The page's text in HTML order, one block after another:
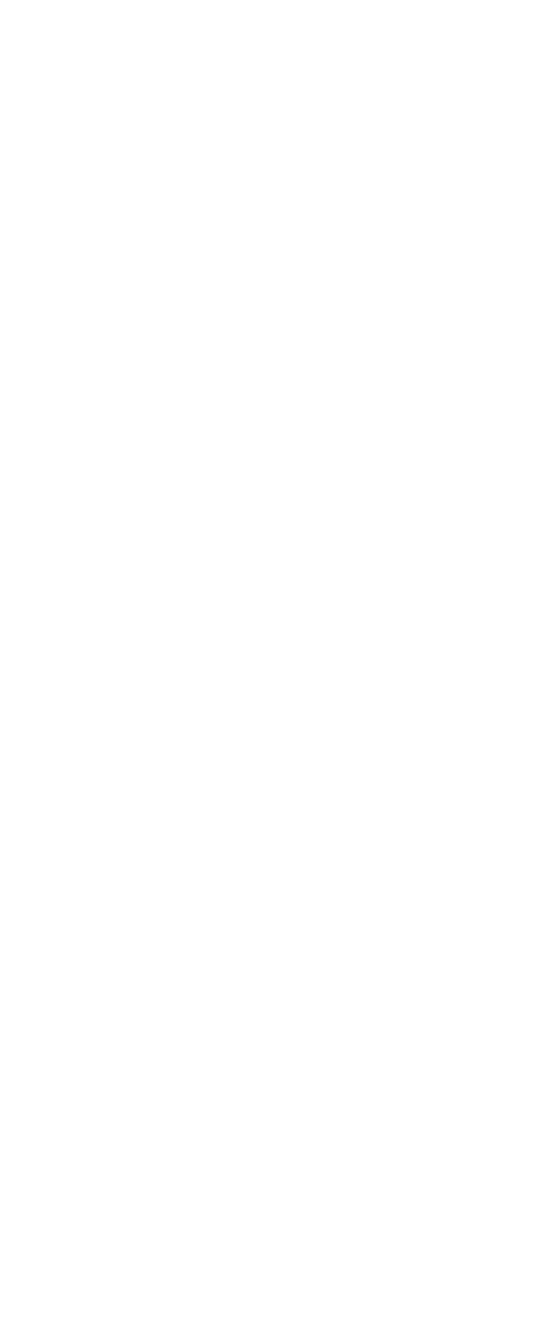
direct la receptia hotelului. Sfera si calitatea serviciilor si
va fi achitata de catre client la receptia hotelului. Noile taxe de